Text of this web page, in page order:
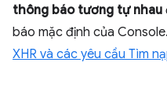
thông báo tương tự nhau
báo mặc định của
XHR và các yêu cầu Tìm